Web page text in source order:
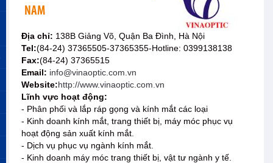
NAM
Địa chỉ: 138B Giảng Võ, Quận Ba Đình, Hà Nội
Tel:(84-24) 37365505-37365355-Hotline: 0399138138
Fax:(84-24) 37365515
Email: info@vinaoptic.com.vn
Website:http://www.vinaoptic.com.vn
Lĩnh vực hoạt động:
- Phân phối và lắp ráp gọng và kính mắt các loại
- Kinh doanh kính mắt, trang thiết bị, máy móc phục vụ
hoạt động sản xuất kính mắt.
- Dịch vụ phục vụ ngành kính mắt.
- Kinh doanh máy móc trang thiết bị, vật tư ngành y tế.